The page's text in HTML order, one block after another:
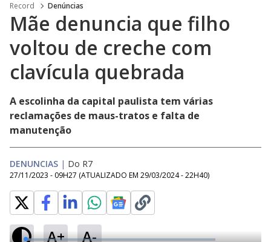
Record Denúncias
Mãe denuncia que filho
voltou de creche com
clavícula quebrada
A escolinha da capital paulista tem várias
reclamações de maus-tratos e falta de
manutenção
DENUNCIAS | Do R7
27/11/2023 - 09H27 (ATUALIZADO EM 29/03/2024 - 22H40)
A+ A-